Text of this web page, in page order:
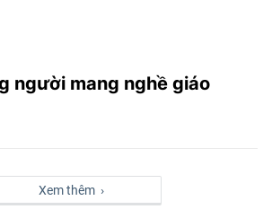
người mang nghề giáo
Xem thêm ›